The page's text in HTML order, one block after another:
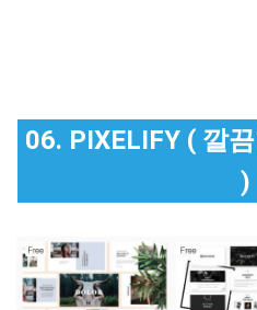
06. PIXELIFY ( 깔
)